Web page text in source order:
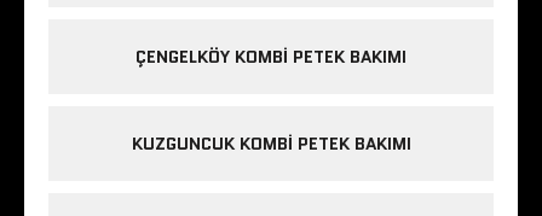
ÇENGELKÖY KOMBI PETEK BAKIMI
KUZGUNCUK KOMBI PETEK BAKIMI